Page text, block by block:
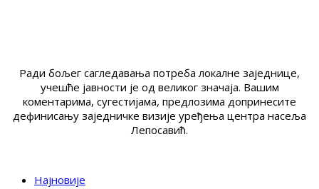
Ради бољег сагледавања потреба локалне заједнице,
учешће јавности је од великог значаја. Вашим
коментарима, сугестијама, предлозима допринесите
дефинисању заједничке визије уређења центра насеља
Лепосавић.
Најновије